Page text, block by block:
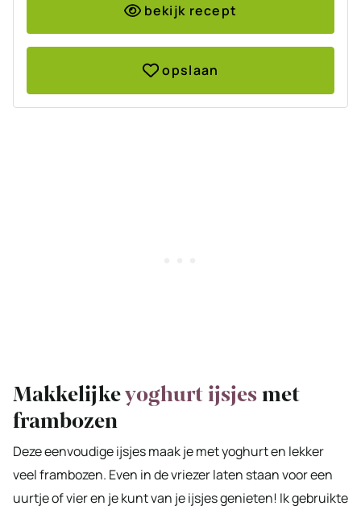
bekijk recept
opslaan
Makkelijkeyoghurt ijsjesmet
frambozen
Deze eenvoudige ijsjes maak je met yoghurt en lekker
veel frambozen. Even in de vriezer laten staan voor een
uurtje of vier en je kunt van je ijsjes genieten! Ik gebruikte